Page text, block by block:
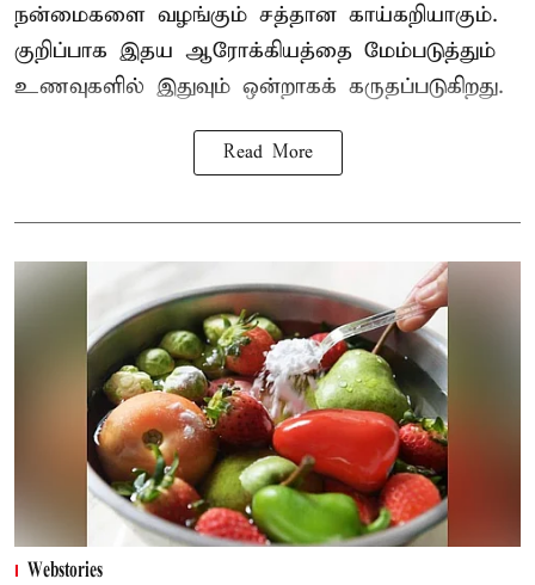
நன்மைகளை வழங்கும் சத்தான காய்கறியாகும்.
குறிப்பாக இதய ஆரோக்கியத்தை மேம்படுத்தும்
உணவுகளில் இதுவும் ஒன்றாகக் கருதப்படுகிறது.
Read More
Webstories